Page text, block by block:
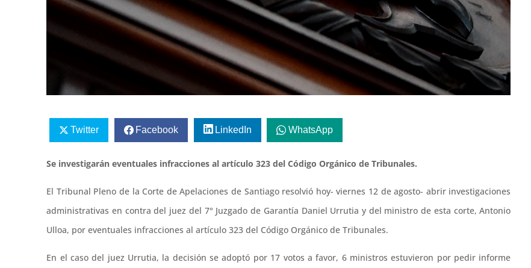
Twitter Facebook LinkedIn WhatsApp
Se investigarán eventuales infracciones al artículo 323 del Código Orgánico de Tribunales.
El Tribunal Pleno de la Corte de Apelaciones de Santiago resolvió hoy- viernes 12 de agosto- abrir investigaciones
administrativas en contra del juez del 7° Juzgado de Garantía Daniel Urrutia y del ministro de esta corte, Antonio
Ulloa, por eventuales infracciones al artículo 323 del Código Orgánico de Tribunales.
En el caso del juez Urrutia, la decisión se adoptó por 17 votos a favor, 6 ministros estuvieron por pedir informe